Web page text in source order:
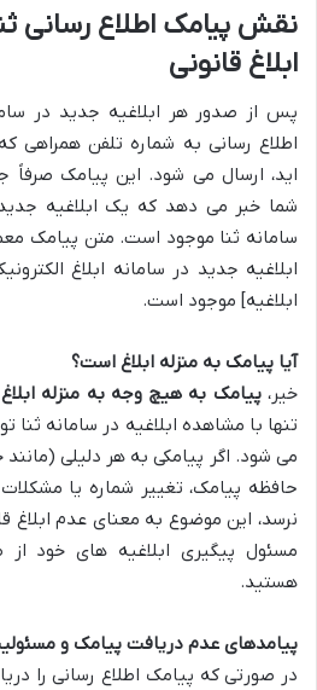
نقش پیامک اطلاع رسانی
ابلاغ قانونی
پس از صدور هر ابلاغیه جدید در
اطلاع رسانی به شماره تلفن همراهی
اید، ارسال می شود. این پیامک صرفاً
شما خبر می دهد که یک ابلاغیه
سامانه ثنا موجود است. متن پیامک
ابلاغیه جدید در سامانه ابلاغ
ابلاغیه] موجود است.
آیا پیامک به منزله ابلاغ است؟
خیر،پیامک به هیچ وجه به منزله
تنها با مشاهده ابلاغیه در سامانه
می شود. اگر پیامکی به هر دلیلی
حافظه پیامک، تغییر شماره یا
نرسد، این موضوع به معنای عدم
مسئول پیگیری ابلاغیه های خود از
هستید.
پیامدهای عدم دریافت پیامک و
در صورتی که پیامک اطلاع رسانی را